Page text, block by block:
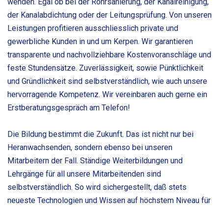
der Kanalabdichtung oder der Leitungsprüfung. Von unseren
Leistungen profitieren ausschliesslich private und
gewerbliche Kunden in und um Kerpen. Wir garantieren
transparente und nachvollziehbare Kostenvoranschläge und
feste Stundensätze. Zuverlässigkeit, sowie Pünktlichkeit
und Gründlichkeit sind selbstverständlich, wie auch unsere
hervorragende Kompetenz. Wir vereinbaren auch gerne ein
Erstberatungsgespräch am Telefon!
Die Bildung bestimmt die Zukunft. Das ist nicht nur bei
Heranwachsenden, sondern ebenso bei unseren
Mitarbeitern der Fall. Ständige Weiterbildungen und
Lehrgänge für all unsere Mitarbeitenden sind
selbstverständlich. So wird sichergestellt, daß stets
neueste Technologien und Wissen auf höchstem Niveau für